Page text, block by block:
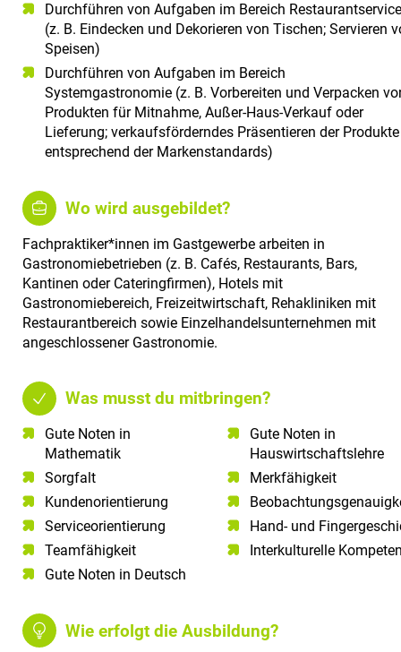
Durchführen von Aufgaben im Bereich Restaurantservice
(z. B. Eindecken und Dekorieren von Tischen; Servieren
Speisen)
Durchführen von Aufgaben im Bereich
Systemgastronomie (z. B. Vorbereiten und Verpacken
Produkten für Mitnahme, Außer-Haus-Verkauf oder
Lieferung; verkaufsförderndes Präsentieren der Produkte
entsprechend der Markenstandards)
Wo wird ausgebildet?
Fachpraktiker*innen im Gastgewerbe arbeiten in
Gastronomiebetrieben (z. B. Cafés, Restaurants, Bars,
Kantinen oder Cateringfirmen), Hotels mit
Gastronomiebereich, Freizeitwirtschaft, Rehakliniken mit
Restaurantbereich sowie Einzelhandelsunternehmen mit
angeschlossener Gastronomie.
Was musst du mitbringen?
Gute Noten in
Mathematik​
Sorgfalt​
Kundenorientierung​
Serviceorientierung​
Teamfähigkeit​
Gute Noten in Deutsch​
Gute Noten in
Hauswirtschaftslehre
Merkfähigkeit
Hand- und
Interkulturelle
Wie erfolgt die Ausbildung?